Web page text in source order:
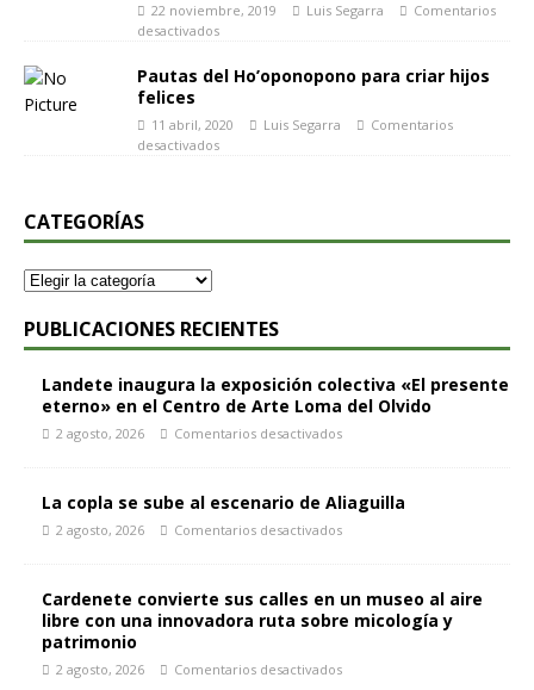
22 noviembre, 2019 Luis Segarra
Comentarios
desactivados
Pautas del Ho’oponopono para criar hijos
felices
11 abril, 2020 Luis Segarra
Comentarios
desactivados
CATEGORÍAS
PUBLICACIONES RECIENTES
Landete inaugura la exposición colectiva «El presente
eterno» en el Centro de Arte Loma del Olvido
2 agosto, 2026 Comentarios desactivados
La copla se sube al escenario de Aliaguilla
2 agosto, 2026 Comentarios desactivados
Cardenete convierte sus calles en un museo al aire
libre con una innovadora ruta sobre micología y
patrimonio
2 agosto, 2026 Comentarios desactivados